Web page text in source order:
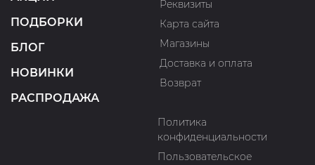
ПОДБОРКИ
БЛОГ
НОВИНКИ
РАСПРОДАЖА
Реквизиты
Карта сайта
Магазины
Доставка и оплата
Возврат
Политика
конфиденциальности
Пользовательское